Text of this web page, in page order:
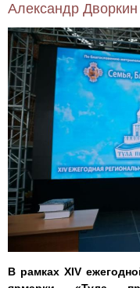
Александр
В рамках XIV